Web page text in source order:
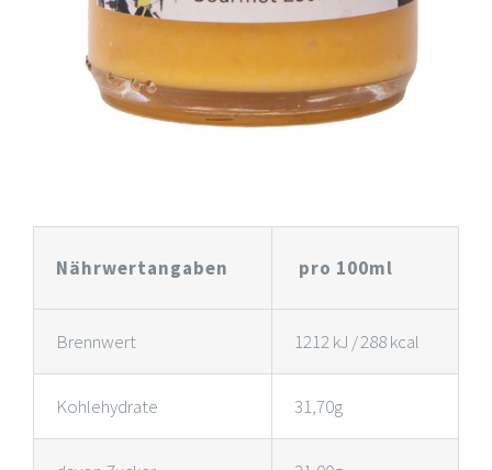
Nährwertangaben pro 100ml
Brennwert 1212 kJ / 288 kcal
Kohlehydrate 31,70g